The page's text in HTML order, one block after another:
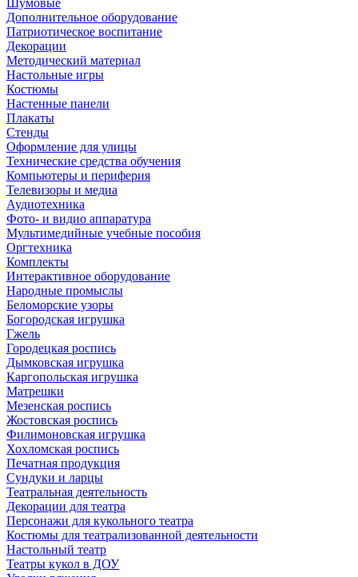
Шумовые
Дополнительное оборудование
Патриотическое воспитание
Декорации
Методический материал
Настольные игры
Костюмы
Настенные панели
Плакаты
Стенды
Оформление для улицы
Технические средства обучения
Компьютеры и периферия
Телевизоры и медиа
Аудиотехника
Фото- и видио аппаратура
Мультимедийные учебные пособия
Оргтехника
Комплекты
Интерактивное оборудование
Народные промыслы
Беломорские узоры
Богородская игрушка
Гжель
Городецкая роспись
Дымковская игрушка
Каргопольская игрушка
Матрешки
Мезенская роспись
Жостовская роспись
Филимоновская игрушка
Хохломская роспись
Печатная продукция
Сундуки и ларцы
Театральная деятельность
Декорации для театра
Персонажи для кукольного театра
Костюмы для театрализованной деятельности
Настольный театр
Театры кукол в ДОУ